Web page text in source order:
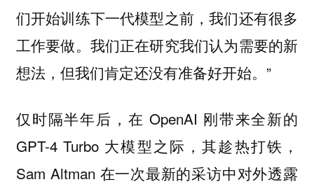
们开始训练下一代模型之前，我们还有很多
工作要做。我们正在研究我们认为需要的新
想法，但我们肯定还没有准备好开始。”
仅时隔半年后，在 OpenAI 刚带来全新的
GPT-4 Turbo 大模型之际，其趁热打铁，
Sam Altman 在一次最新的采访中对外透露